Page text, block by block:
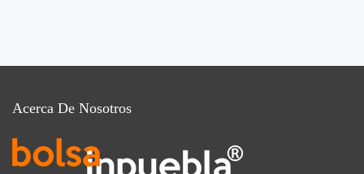
Acerca De Nosotros